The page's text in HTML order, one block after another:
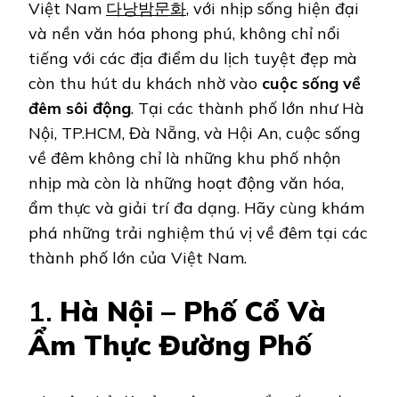
Việt Nam 다낭밤문화, với nhịp sống hiện đại
và nền văn hóa phong phú, không chỉ nổi
tiếng với các địa điểm du lịch tuyệt đẹp mà
còn thu hút du khách nhờ vào cuộc sống về
đêm sôi động. Tại các thành phố lớn như Hà
Nội, TP.HCM, Đà Nẵng, và Hội An, cuộc sống
về đêm không chỉ là những khu phố nhộn
nhịp mà còn là những hoạt động văn hóa,
ẩm thực và giải trí đa dạng. Hãy cùng khám
phá những trải nghiệm thú vị về đêm tại các
thành phố lớn của Việt Nam.
1. Hà Nội – Phố Cổ Và
Ẩm Thực Đường Phố